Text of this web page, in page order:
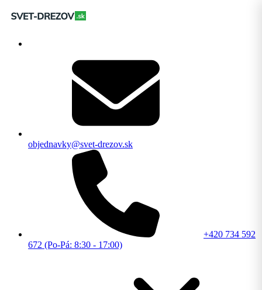
objednavky@svet-drezov.sk
+420 734 592
672 (Po-Pá: 8:30 - 17:00)